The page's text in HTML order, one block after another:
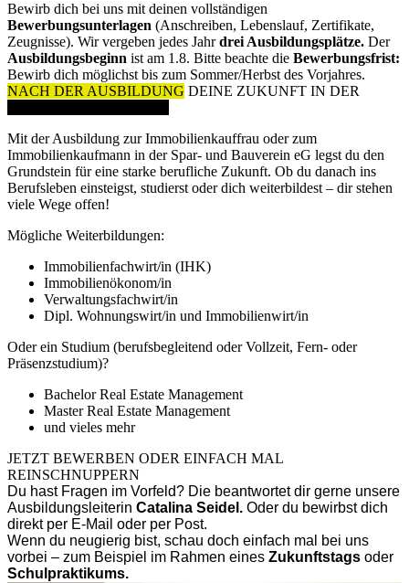
Bewirb dich bei uns mit deinen vollständigen
Bewerbungsunterlagen (Anschreiben, Lebenslauf, Zertifikate,
Zeugnisse). Wir vergeben jedes Jahrdrei Ausbildungsplätze. Der
Ausbildungsbeginn ist am 1.8. Bitte beachte die Bewerbungsfrist:
Bewirb dich möglichst bis zum Sommer/Herbst des Vorjahres.
NACH DER AUSBILDUNG DEINE ZUKUNFT IN DER
Mit der Ausbildung zur Immobilienkauffrau oder zum
Immobilienkaufmann in der Spar- und Bauverein eG legst du den
Grundstein für eine starke berufliche Zukunft. Ob du danach ins
Berufsleben einsteigst, studierst oder dich weiterbildest – dir stehen
viele Wege offen!
Mögliche Weiterbildungen:
Immobilienfachwirt/in (IHK)
Immobilienökonom/in
Verwaltungsfachwirt/in
Dipl. Wohnungswirt/in und Immobilienwirt/in
Oder ein Studium (berufsbegleitend oder Vollzeit, Fern- oder
Präsenzstudium)?
Bachelor Real Estate Management
Master Real Estate Management
und vieles mehr
JETZT BEWERBEN ODER EINFACH MAL
REINSCHNUPPERN
Du hast Fragen im Vorfeld? Die beantwortet dir gerne unsere
Ausbildungsleiterin Catalina Seidel. Oder du bewirbst dich
direkt per E-Mail oder per Post.
Wenn du neugierig bist, schau doch einfach mal bei uns
vorbei – zum Beispiel im Rahmen eines Zukunftstags oder
Schulpraktikums.